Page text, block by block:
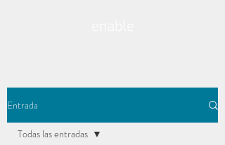
Entrada
Todas las entradas